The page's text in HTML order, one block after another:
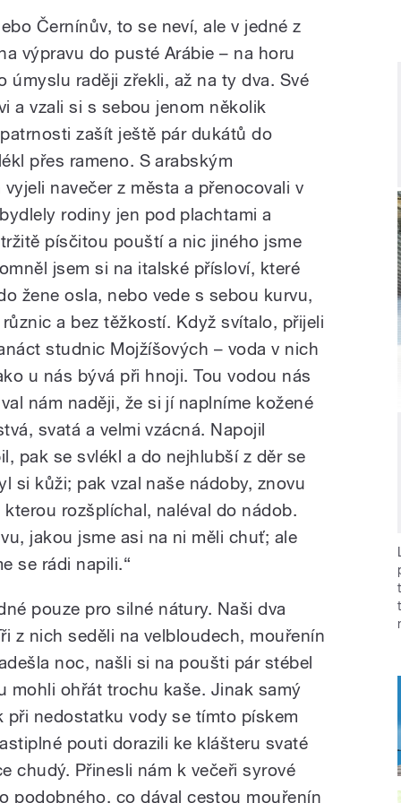
Černínův, to se neví, ale v jedné z
výpravu do pusté Arábie – na horu
úmyslu raději zřekli, až na ty dva. Své
a vzali si s sebou jenom několik
zašít ještě pár dukátů do
přes rameno. S arabským
navečer z města a přenocovali v
rodiny jen pod plachtami a
písčitou pouští a nic jiného jsme
jsem si na italské přísloví, které
žene osla, nebo vede s sebou kurvu,
a bez těžkostí. Když svítalo, přijeli
studnic Mojžíšových – voda v nich
u nás bývá při hnoji. Tou vodou nás
nám naději, že si jí naplníme kožené
svatá a velmi vzácná. Napojil
pak se svlékl a do nejhlubší z děr se
si kůži; pak vzal naše nádoby, znovu
rozšplíchal, naléval do nádob.
jakou jsme asi na ni měli chuť; ale
se rádi napili.“
pouze pro silné nátury. Naši dva
z nich seděli na velbloudech, mouřenín
noc, našli si na poušti pár stébel
mohli ohřát trochu kaše. Jinak samý
při nedostatku vody se tímto pískem
pouti dorazili ke klášteru svaté
chudý. Přinesli nám k večeři syrové
podobného, co dával cestou mouřenín